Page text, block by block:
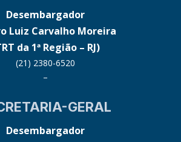
Desembargador
Luiz Carvalho Moreira
da 1ª Região – RJ)
(21) 2380-6520
–
GERAL
Desembargador